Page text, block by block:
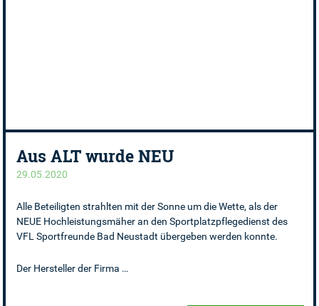
29.05.2020
Aus ALT wurde NEU
Alle Beteiligten strahlten mit der Sonne um die Wette, als der
NEUE Hochleistungsmäher an den Sportplatzpflegedienst des
VFL Sportfreunde Bad Neustadt übergeben werden konnte.
Der Hersteller der Firma …